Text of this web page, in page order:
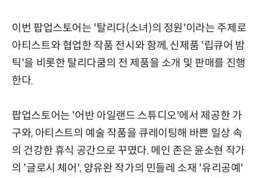
이번 팝업스토어는 '탈리다(소녀)의 정원'이라는 주제로
아티스트와 협업한 작품 전시와 함께, 신제품 '립큐어 밤
틱'을 비롯한 탈리다쿰의 전 제품을 소개 및 판매를 진행
한다.
팝업스토어는 '어반 아일랜드 스튜디오'에서 제공한 가
구와, 아티스트의 예술 작품을 큐레이팅해 바쁜 일상 속
의 건강한 휴식 공간으로 꾸몄다. 메인 존은 윤소현 작가
의 '글로시 체어', 양유완 작가의 민들레 소재 '유리공예'